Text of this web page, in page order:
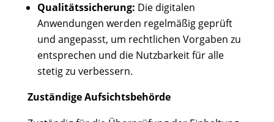
Qualitätssicherung: Die digitalen
Anwendungen werden regelmäßig geprüft
und angepasst, um rechtlichen Vorgaben zu
entsprechen und die Nutzbarkeit für alle
stetig zu verbessern.
Zuständige Aufsichtsbehörde